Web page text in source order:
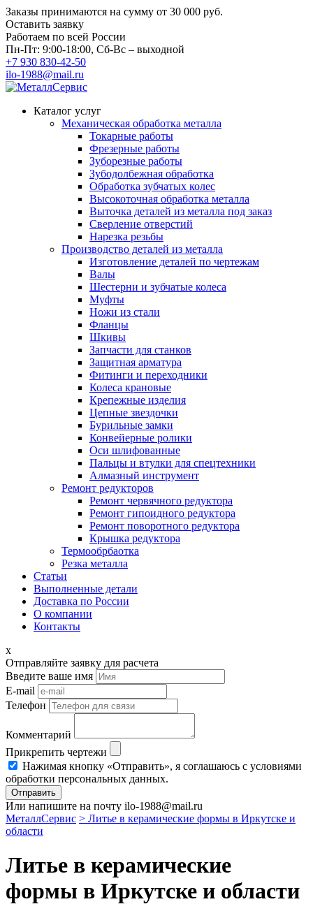
Заказы принимаются на сумму от 30 000 руб.
Оставить заявку
Работаем по всей России
Пн-Пт: 9:00-18:00, Сб-Вс – выходной
+7 930 830-42-50
ilo-1988@mail.ru
Каталог услуг
Механическая обработка металла
Токарные работы
Фрезерные работы
Зуборезные работы
Зубодолбежная обработка
Обработка зубчатых колес
Высокоточная обработка металла
Выточка деталей из металла под заказ
Сверление отверстий
Нарезка резьбы
Производство деталей из металла
Изготовление деталей по чертежам
Валы
Шестерни и зубчатые колеса
Муфты
Ножи из стали
Фланцы
Шкивы
Запчасти для станков
Защитная арматура
Фитинги и переходники
Колеса крановые
Крепежные изделия
Цепные звездочки
Бурильные замки
Конвейерные ролики
Оси шлифованные
Пальцы и втулки для спецтехники
Алмазный инструмент
Ремонт редукторов
Ремонт червячного редуктора
Ремонт гипоидного редуктора
Ремонт поворотного редуктора
Крышка редуктора
Термообрбаотка
Резка металла
Статьи
Выполненные детали
Доставка по России
О компании
Контакты
x
Отправляйте заявку для расчета
Введите ваше имя
E-mail
Телефон
Комментарий
Прикрепить чертежи
Нажимая кнопку «Отправить», я соглашаюсь с условиями
обработки персональных данных.
Отправить
Или напишите на почту ilo-1988@mail.ru
МеталлСервис > Литье в керамические формы в Иркутске и
области
Литье в керамические
формы в Иркутске и области